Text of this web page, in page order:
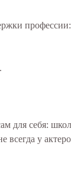
для себя:
всегда у